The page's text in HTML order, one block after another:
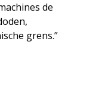
de
grens.”